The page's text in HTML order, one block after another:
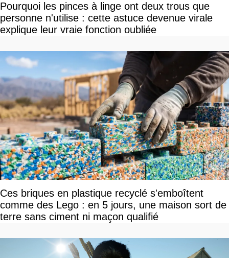
Pourquoi les pinces à linge ont deux trous que
personne n'utilise : cette astuce devenue virale
explique leur vraie fonction oubliée
Ces briques en plastique recyclé s'emboîtent
comme des Lego : en 5 jours, une maison sort de
terre sans ciment ni maçon qualifié